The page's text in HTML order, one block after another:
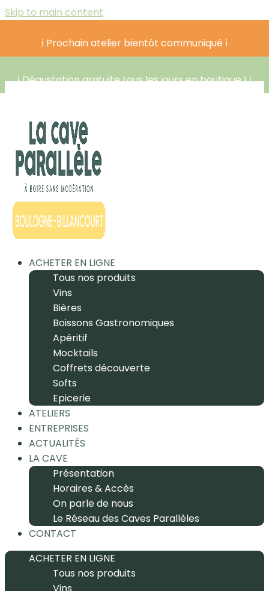
Skip to main content
ℹ️ Prochain atelier bientôt communiqué ℹ️
ℹ️ Dégustation gratuite tous les jours en boutique ! ℹ️
ACHETER EN LIGNE
Tous nos produits
Vins
Bières
Boissons Gastronomiques
Apéritif
Mocktails
Coffrets découverte
Softs
Epicerie
ATELIERS
ENTREPRISES
ACTUALITÉS
LA CAVE
Présentation
Horaires & Accès
On parle de nous
Le Réseau des Caves Parallèles
CONTACT
ACHETER EN LIGNE
Tous nos produits